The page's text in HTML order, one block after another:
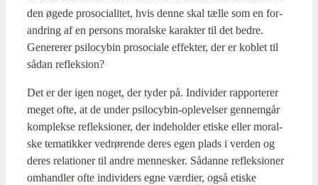
den øge­de pro­so­ci­a­li­tet, hvis den­ne skal tæl­le som en for­
an­dring af en per­sons moral­ske karak­ter til det bed­re.
Gene­re­rer psi­lo­cy­bin pro­so­ci­a­le effek­ter, der er koblet til
sådan reflek­sion?
Det er der igen noget, der tyder på. Indi­vi­der rap­por­te­rer
meget ofte, at de under psi­lo­cy­bin-ople­vel­ser gen­nem­går
kom­plek­se reflek­sio­ner, der inde­hol­der eti­ske eller moral­
ske tema­tik­ker ved­rø­ren­de deres egen plads i ver­den og
deres rela­tio­ner til andre men­ne­sker. Sådan­ne reflek­sio­ner
omhand­ler ofte indi­vi­ders egne vær­di­er, også eti­ske